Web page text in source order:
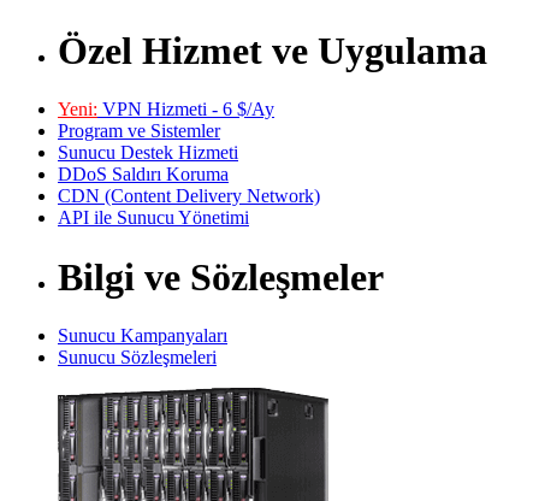
Özel Hizmet ve Uygulama
Yeni: VPN Hizmeti - 6 $/Ay
Program ve Sistemler
Sunucu Destek Hizmeti
DDoS Saldırı Koruma
CDN (Content Delivery Network)
API ile Sunucu Yönetimi
Bilgi ve Sözleşmeler
Sunucu Kampanyaları
Sunucu Sözleşmeleri